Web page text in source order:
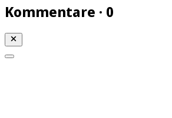
Kommentare · 0